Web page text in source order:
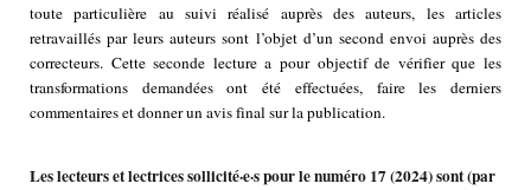
toute particulière au suivi réalisé auprès des auteurs, les articles
retravaillés par leurs auteurs sont l’objet d’un second envoi auprès des
correcteurs. Cette seconde lecture a pour objectif de vérifier que les
transformations demandées ont été effectuées, faire les derniers
commentaires et donner un avis final sur la publication.
Les lecteurs et lectrices sollicité·e·s pour le numéro 17 (2024) sont (par